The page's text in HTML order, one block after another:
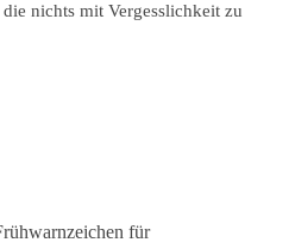
nichts mit Vergesslichkeit zu
für